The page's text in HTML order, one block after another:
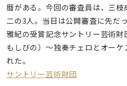
暦がある。今回の審査員は、三
二の3人。当日は公開審査に先だ
雅紀の受賞記念サントリー芸術財
もしびの）〜独奏チェロとオー
れた。
サントリー芸術財団